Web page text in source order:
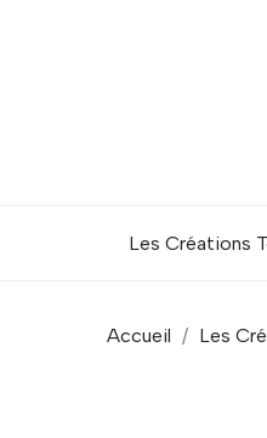
Les Créations
Accueil Les